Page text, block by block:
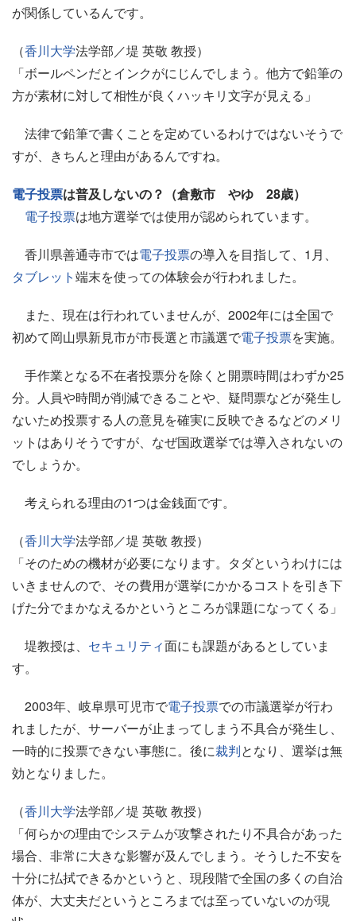
が関係しているんです。
（香川大学法学部／堤 英敬 教授）
「ボールペンだとインクがにじんでしまう。他方で鉛筆の
方が素材に対して相性が良くハッキリ文字が見える」
法律で鉛筆で書くことを定めているわけではないそうで
すが、きちんと理由があるんですね。
電子投票は普及しないの？（倉敷市 やゆ 28歳）
電子投票は地方選挙では使用が認められています。
香川県善通寺市では電子投票の導入を目指して、1月、
タブレット端末を使っての体験会が行われました。
また、現在は行われていませんが、2002年には全国で
初めて岡山県新見市が市長選と市議選で電子投票を実施。
手作業となる不在者投票分を除くと開票時間はわずか25
分。人員や時間が削減できることや、疑問票などが発生し
ないため投票する人の意見を確実に反映できるなどのメリ
ットはありそうですが、なぜ国政選挙では導入されないの
でしょうか。
考えられる理由の1つは金銭面です。
（香川大学法学部／堤 英敬 教授）
「そのための機材が必要になります。タダというわけには
いきませんので、その費用が選挙にかかるコストを引き下
げた分でまかなえるかというところが課題になってくる」
堤教授は、 セキュリティ面にも課題があるとしていま
す。
2003年、岐阜県可児市で電子投票での市議選挙が行わ
れましたが、サーバーが止まってしまう不具合が発生し、
一時的に投票できない事態に。後に裁判となり、選挙は無
効となりました。
（香川大学法学部／堤 英敬 教授）
「何らかの理由でシステムが攻撃されたり不具合があった
場合、非常に大きな影響が及んでしまう。そうした不安を
十分に払拭できるかというと、現段階で全国の多くの自治
体が、大丈夫だというところまでは至っていないのが現